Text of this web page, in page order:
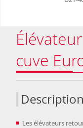
Élévateur retourneur de
cuve
Description
Les élévateurs